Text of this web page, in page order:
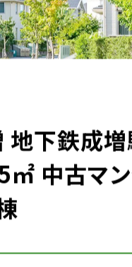
地下鉄成
中古マ